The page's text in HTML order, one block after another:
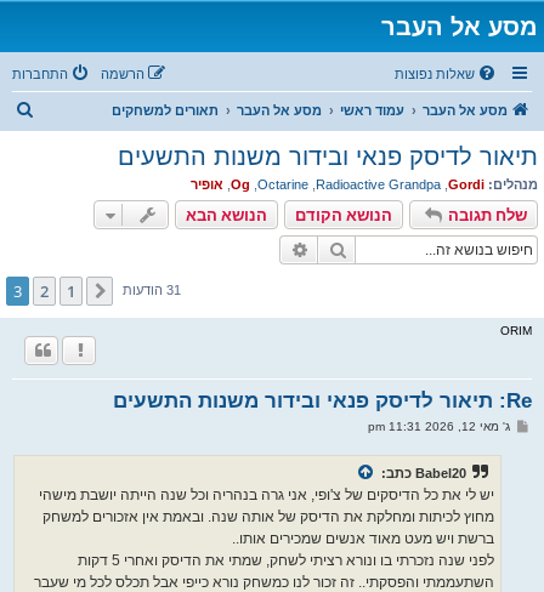
מסע אל העבר
שאלות נפוצות התחברות הרשמה
מסע אל העבר עמוד ראשי מסע אל העבר תאורים למשחקים
תיאור לדיסק פנאי ובידור משנות התשעים
מנהלים: Gordi
Radioactive Grandpa
Octarine
Og אופיר
שלח תגובה הנושא הקודם
הנושא הבא
חיפוש
31 הודעות הקודם 1
2
3
ORIM
Re: תיאור לדיסק פנאי ובידור משנות התשעים
שג' מאי 12, 2026 11:31 pm
Babel20 כתב:
יש לי את כל הדיסקים של צ'ופי, אני גרה בנהריה וכל שנה הייתה יושבת מישהי
מחוץ לכיתות ומחלקת את הדיסק של אותה שנה. ובאמת אין אזכורים למשחק
ברשת ויש מעט מאוד אנשים שמכירים אותו..
לפני שנה נזכרתי בו ונורא רציתי לשחק, שמתי את הדיסק ואחרי 5 דקות
השתעממתי והפסקתי.. זה זכור לנו כמשחק נורא כייפי אבל תכלס לכל מי שעבר